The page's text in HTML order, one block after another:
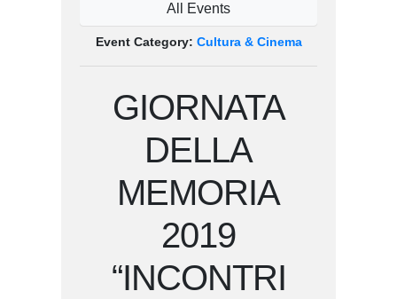
All Events
Event Category: Cultura & Cinema
GIORNATA
DELLA
MEMORIA
2019
“INCONTRI